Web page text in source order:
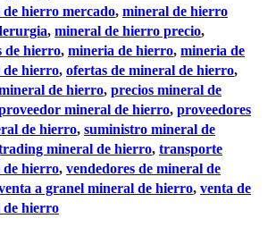
hierro mercado, mineral de hierro
, mineral de hierro precio
de hierro, mineria de hierro, mineria de
de hierro, ofertas de mineral de hierro
de hierro, precios mineral de
mineral de hierro, proveedores
de hierro, suministro mineral de
mineral de hierro, transporte
de hierro, vendedores de mineral de
a granel mineral de hierro, venta de
de hierro